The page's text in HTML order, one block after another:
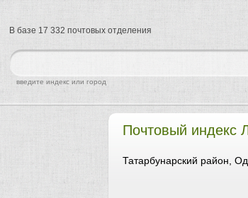
Почтовый индекс
Татарбунарский район,
найти
введите индекс или город
В базе 17 332 почтовых отделения